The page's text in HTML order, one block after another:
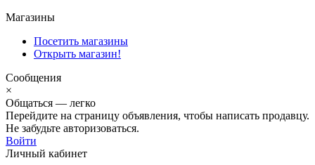
Магазины
Посетить магазины
Открыть магазин!
Сообщения
×
Общаться — легко
Перейдите на страницу объявления, чтобы написать продавцу.
Не забудьте авторизоваться.
Войти
Личный кабинет